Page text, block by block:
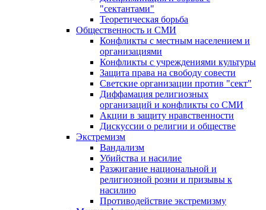
"сектантами"
Теоретическая борьба
Общественность и СМИ
Конфликты с местным населением и
организациями
Конфликты с учреждениями культуры
Защита права на свободу совести
Светские организации против "сект"
Диффамация религиозных
организаций и конфликты со СМИ
Акции в защиту нравственности
Дискуссии о религии и обществе
Экстремизм
Вандализм
Убийства и насилие
Разжигание национальной и
религиозной розни и призывы к
насилию
Противодействие экстремизму